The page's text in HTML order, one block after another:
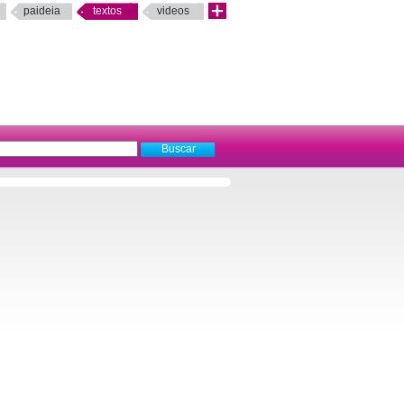
paideia textos videos